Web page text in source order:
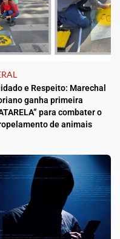
e Respeito: Marechal
ganha primeira
para combater o
de animais